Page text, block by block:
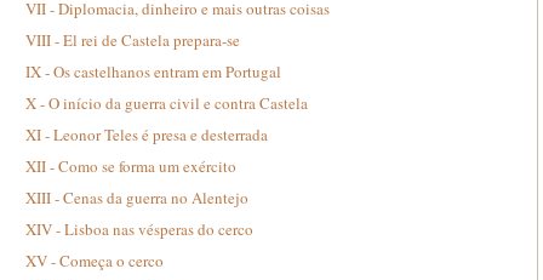
VII - Diplomacia, dinheiro e mais outras coisas
VIII - El rei de Castela prepara-se
IX - Os castelhanos entram em Portugal
X - O início da guerra civil e contra Castela
XI - Leonor Teles é presa e desterrada
XII - Como se forma um exército
XIII - Cenas da guerra no Alentejo
XIV - Lisboa nas vésperas do cerco
XV - Começa o cerco